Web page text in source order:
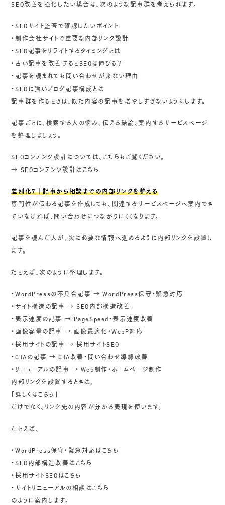
SEO改善を強化したい場合は、次のような記事群を考えられます。
・SEOサイト監査で確認したいポイント
・制作会社サイトで重要な内部リンク設計
・SEO記事をリライトするタイミングとは
・古い記事を改善するとSEOは伸びる？
・記事を読まれても問い合わせが来ない理由
・SEOに強いブログ記事構成とは
記事群を作るときは、似た内容の記事を増やしすぎないようにします。
記事ごとに、検索する人の悩み、伝える結論、案内するサービスページ
を整理しましょう。
SEOコンテンツ設計については、こちらもご覧ください。
→ SEOコンテンツ設計はこちら
差別化7｜記事から相談までの内部リンクを整える
専門性が伝わる記事を作成しても、関連するサービスページへ案内でき
ていなければ、問い合わせにつながりにくくなります。
記事を読んだ人が、次に必要な情報へ進めるように内部リンクを設置し
ます。
たとえば、次のように整理します。
・WordPressの不具合記事 → WordPress保守・緊急対応
・サイト構造の記事 → SEO内部構造改善
・表示速度の記事 → PageSpeed・表示速度改善
・画像容量の記事 → 画像最適化・WebP対応
・採用サイトの記事 → 採用サイトSEO
・CTAの記事 → CTA改善・問い合わせ導線改善
・リニューアルの記事 → Web制作・ホームページ制作
内部リンクを設置するときは、
「詳しくはこちら」
だけでなく、リンク先の内容が分かる表現を使います。
たとえば、
・WordPress保守・緊急対応はこちら
・SEO内部構造改善はこちら
・採用サイトSEOはこちら
・サイトリニューアルの相談はこちら
のように案内します。